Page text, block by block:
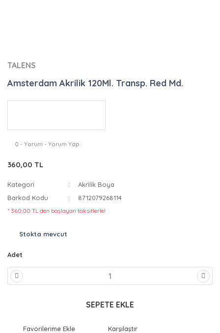
TALENS
Amsterdam Akrilik 120Ml. Transp. Red Md.
0 - Yorum - Yorum Yap
360,00 TL
Kategori
Akrilik Boya
Barkod Kodu
8712079268114
* 360,00 TL den başlayan taksitlerle!
Stokta mevcut
Adet
SEPETE EKLE
Karşılaştır